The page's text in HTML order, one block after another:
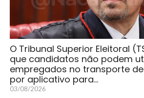
O Tribunal Superior Eleitoral
que candidatos não podem
empregados no transporte
por aplicativo para…
03/08/2026